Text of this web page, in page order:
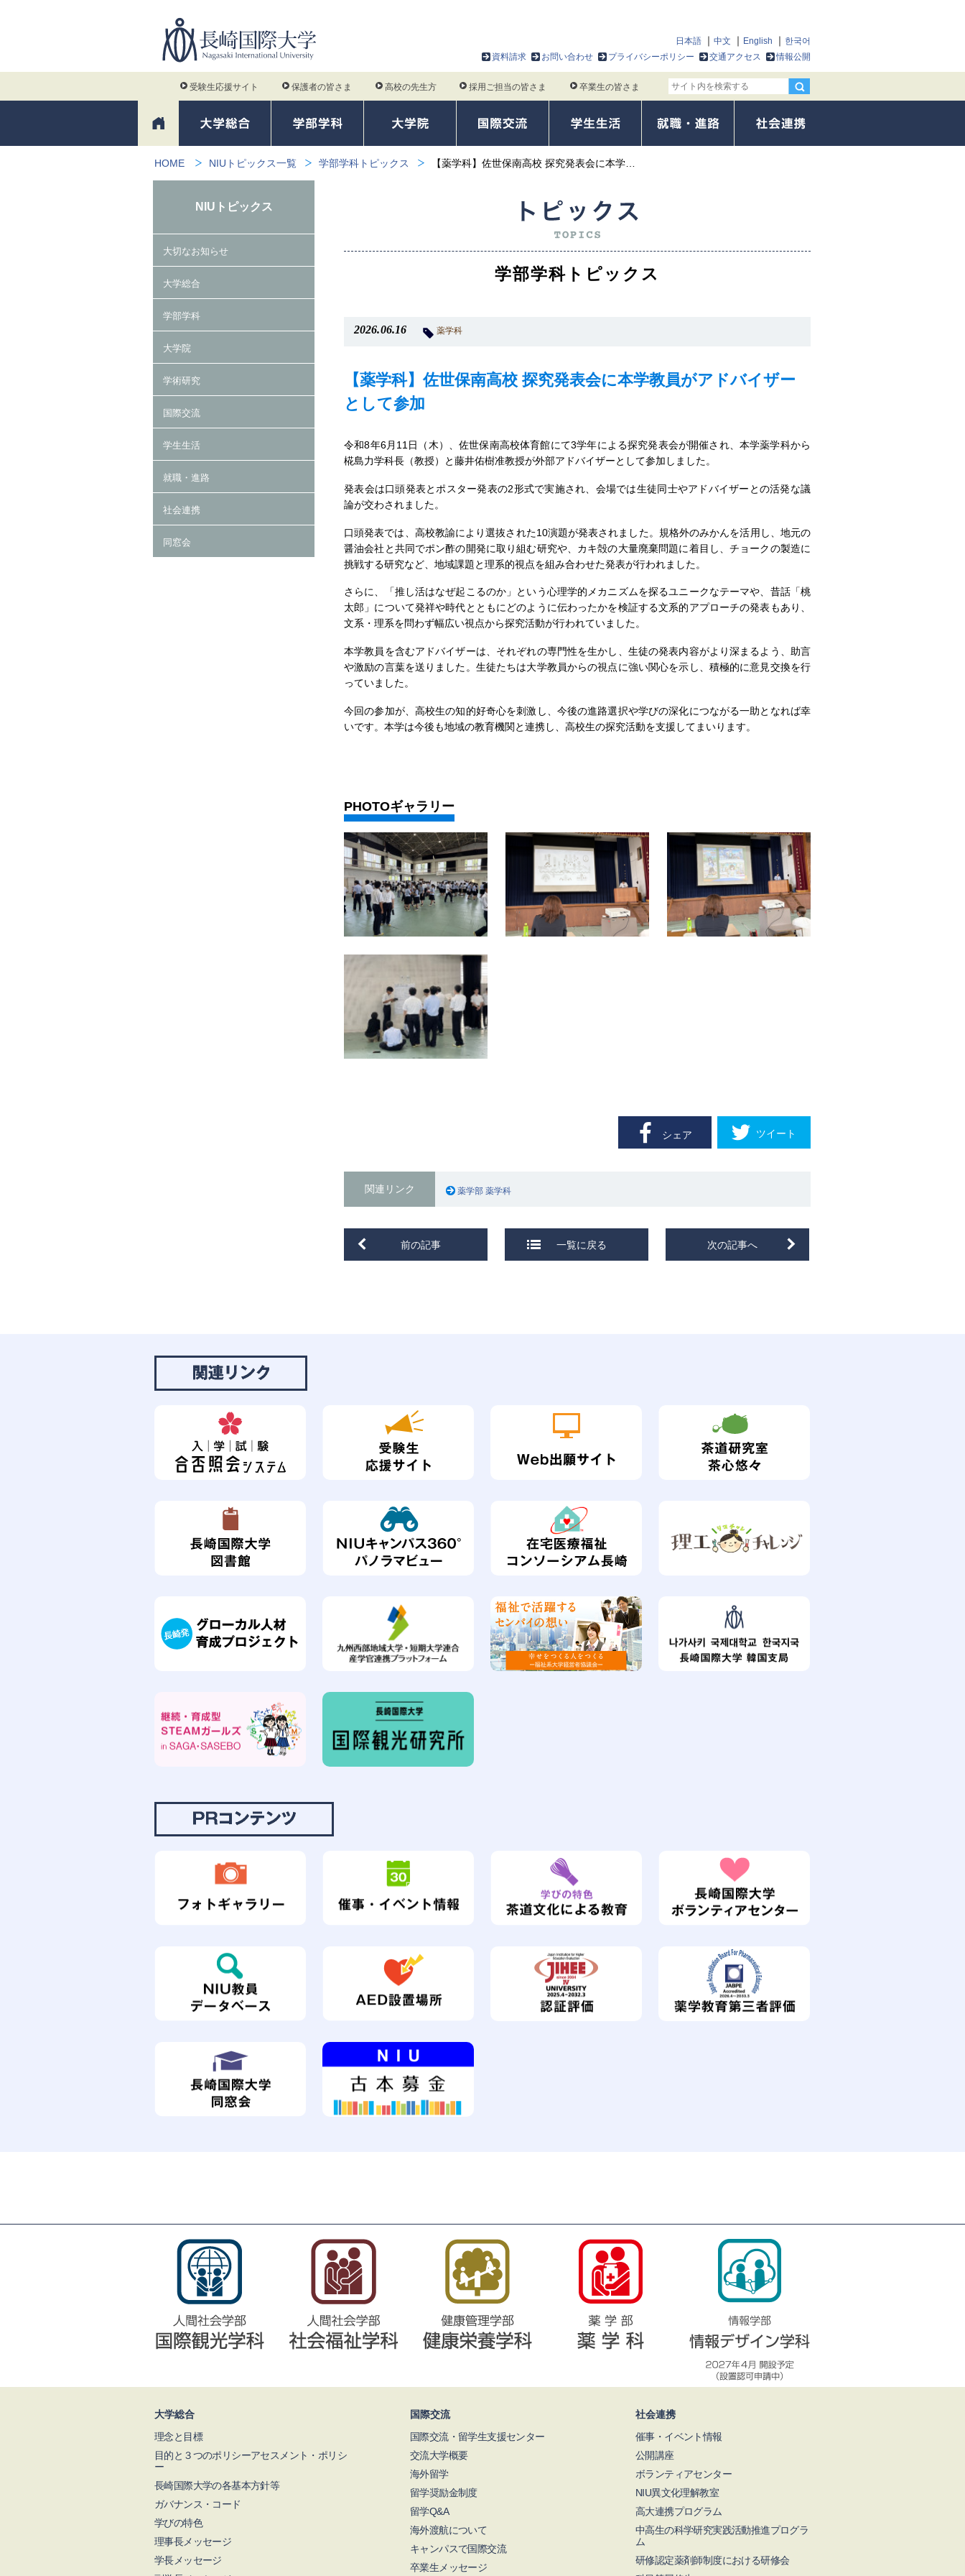
日本語 中文 English
한국어
資料請求
お問い合わせ プライバシーポリシー 交通アクセス 情報公開
受験生応援サイト 保護者の皆さま 高校の先生方 採用ご担当の皆さま 卒業生の皆さま
HOME NIUトピックス一覧 学部学科トピックス 【薬学科】佐世保南高校 探究発表会に本学…
学部学科トピックス
2026.06.16 薬学科
【薬学科】佐世保南高校 探究発表会に本学教員がアドバイザー
として参加
令和8年6月11日（木）、佐世保南高校体育館にて3学年による探究発表会が開催され、本学薬学科から
椛島力学科長（教授）と藤井佑樹准教授が外部アドバイザーとして参加しました。
発表会は口頭発表とポスター発表の2形式で実施され、会場では生徒同士やアドバイザーとの活発な議
論が交わされました。
口頭発表では、高校教諭により選抜された10演題が発表されました。規格外のみかんを活用し、地元の
醤油会社と共同でポン酢の開発に取り組む研究や、カキ殻の大量廃棄問題に着目し、チョークの製造に
挑戦する研究など、地域課題と理系的視点を組み合わせた発表が行われました。
さらに、「推し活はなぜ起こるのか」という心理学的メカニズムを探るユニークなテーマや、昔話「桃
太郎」について発祥や時代とともにどのように伝わったかを検証する文系的アプローチの発表もあり、
文系・理系を問わず幅広い視点から探究活動が行われていました。
本学教員を含むアドバイザーは、それぞれの専門性を生かし、生徒の発表内容がより深まるよう、助言
や激励の言葉を送りました。生徒たちは大学教員からの視点に強い関心を示し、積極的に意見交換を行
っていました。
今回の参加が、高校生の知的好奇心を刺激し、今後の進路選択や学びの深化につながる一助となれば幸
いです。本学は今後も地域の教育機関と連携し、高校生の探究活動を支援してまいります。
PHOTOギャラリー
シェア ツイート
関連リンク 薬学部 薬学科
前の記事 一覧に戻る 次の記事へ
NIUトピックス
大切なお知らせ
大学総合
学部学科
大学院
学術研究
国際交流
学生生活
就職・進路
社会連携
同窓会
大学総合
理念と目標
目的と３つのポリシーアセスメント・ポリシ
ー
長崎国際大学の各基本方針等
ガバナンス・コード
学びの特色
理事長メッセージ
学長メッセージ
国際交流
国際交流・留学生支援センター
交流大学概要
海外留学
留学奨励金制度
留学Q&A
海外渡航について
キャンパスで国際交流
卒業生メッセージ
社会連携
催事・イベント情報
公開講座
ボランティアセンター
NIU異文化理解教室
高大連携プログラム
中高生の科学研究実践活動推進プログラ
ム
研修認定薬剤師制度における研修会